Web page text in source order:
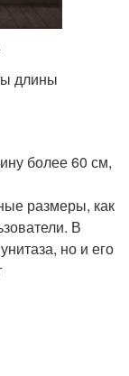
длины
более 60 см,
размеры, как
В
но и его